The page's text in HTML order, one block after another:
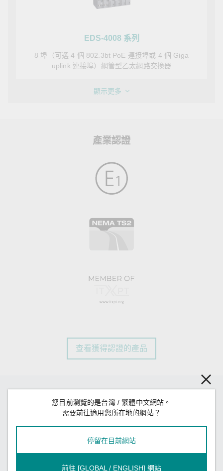
EDS-4008 系列
8 埠（可選 4 個 802.3bt PoE 連接埠或 4 個 Giga
uplink 連接埠）網管型乙太網路交換器
顯示更多
產業認證
查看獲得認證的產品
案例研究
您目前瀏覽的是台灣 / 繁體中文網站。
需要前往適用您所在地的網站？
停留在目前網站
前往 [GLOBAL / ENGLISH] 網站